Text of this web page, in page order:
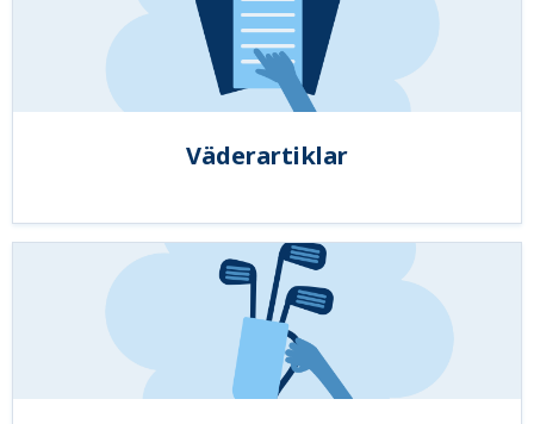
Väderartiklar